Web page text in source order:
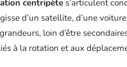
centripète s’articulent
d’un satellite, d’une
loin d’être
à la rotation et aux